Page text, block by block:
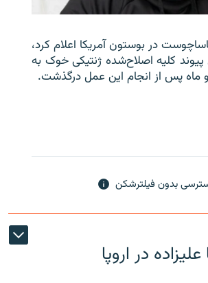
در بوستون آمریکا اعلام کرد،
کلیه اصلاح‌شده ژنتیکی خوک به
ماه پس از انجام این عمل درگذشت.
بدون فیلترشکن
در اروپا